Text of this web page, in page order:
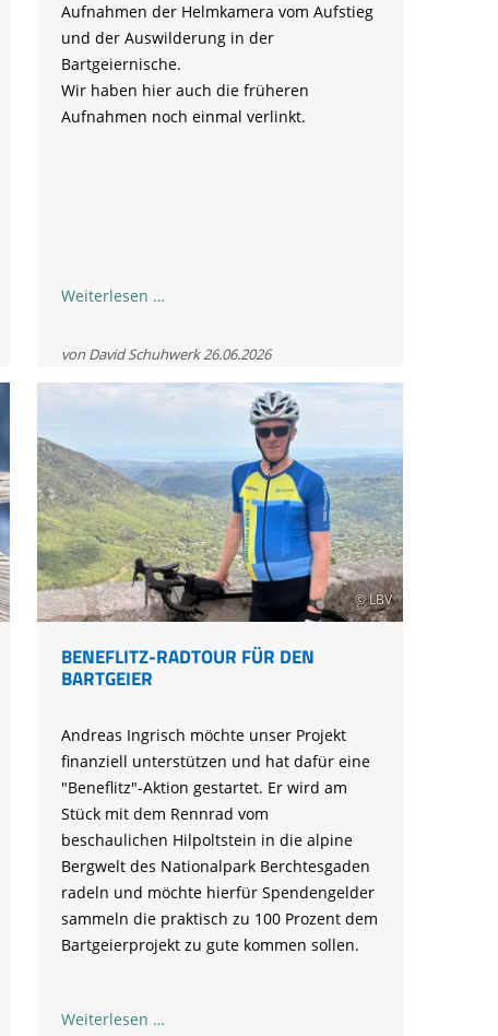
Aufnahmen der Helmkamera vom Aufstieg
und der Auswilderung in der
Bartgeiernische.
Wir haben hier auch die früheren
Aufnahmen noch einmal verlinkt.
Weiterlesen …Aufnahme
Aufstieg
Auswilderung
von David Schuhwerk26.06.2026
© LBV
BENEFLITZ-RADTOUR FÜR DEN
BARTGEIER
Andreas Ingrisch möchte unser Projekt
finanziell unterstützen und hat dafür eine
"Beneflitz"-Aktion gestartet. Er wird am
Stück mit dem Rennrad vom
beschaulichen Hilpoltstein in die alpine
Bergwelt des Nationalpark Berchtesgaden
radeln und möchte hierfür Spendengelder
sammeln die praktisch zu 100 Prozent dem
Bartgeierprojekt zu gute kommen sollen.
Weiterlesen …